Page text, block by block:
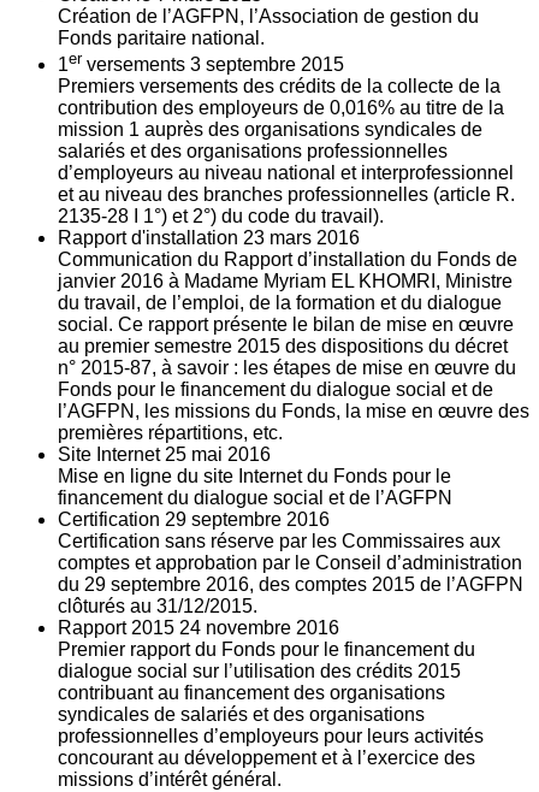
Création de l’AGFPN, l’Association de gestion du
Fonds paritaire national.
1er versements 3 septembre 2015
Premiers versements des crédits de la collecte de la
contribution des employeurs de 0,016% au titre de la
mission 1 auprès des organisations syndicales de
salariés et des organisations professionnelles
d’employeurs au niveau national et interprofessionnel
et au niveau des branches professionnelles (article R.
2135‐28 I 1°) et 2°) du code du travail).
Rapport d'installation 23 mars 2016
Communication du Rapport d’installation du Fonds de
janvier 2016 à Madame Myriam EL KHOMRI, Ministre
du travail, de l’emploi, de la formation et du dialogue
social. Ce rapport présente le bilan de mise en œuvre
au premier semestre 2015 des dispositions du décret
n° 2015-87, à savoir : les étapes de mise en œuvre du
Fonds pour le financement du dialogue social et de
l’AGFPN, les missions du Fonds, la mise en œuvre des
premières répartitions, etc.
Site Internet 25 mai 2016
Mise en ligne du site Internet du Fonds pour le
financement du dialogue social et de l’AGFPN
Certification 29 septembre 2016
Certification sans réserve par les Commissaires aux
comptes et approbation par le Conseil d’administration
du 29 septembre 2016, des comptes 2015 de l’AGFPN
clôturés au 31/12/2015.
Rapport 2015 24 novembre 2016
Premier rapport du Fonds pour le financement du
dialogue social sur l’utilisation des crédits 2015
contribuant au financement des organisations
syndicales de salariés et des organisations
professionnelles d’employeurs pour leurs activités
concourant au développement et à l’exercice des
missions d’intérêt général.